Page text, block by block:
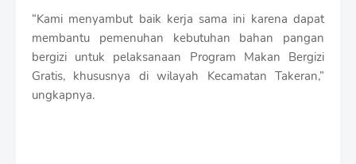
“Kami menyambut baik kerja sama ini karena dapat
membantu pemenuhan kebutuhan bahan pangan
bergizi untuk pelaksanaan Program Makan Bergizi
Gratis, khususnya di wilayah Kecamatan Takeran,”
ungkapnya.